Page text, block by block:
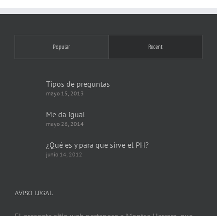
Popular Recent
Tipos de preguntas
mayo 15, 2013
Me da igual
mayo 26, 2014
¿Qué es y para que sirve el PH?
junio 14, 2012
AVISO LEGAL